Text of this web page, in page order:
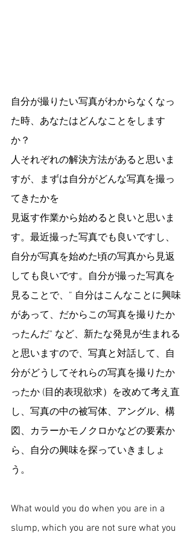
自分が撮りたい写真がわからなくなっ
た時、あなたはどんなことをします
か？
人それぞれの解決方法があると思いま
すが、まずは自分がどんな写真を撮っ
てきたかを
見返す作業から始めると良いと思いま
す。最近撮った写真でも良いですし、
自分が写真を始めた頃の写真から見返
しても良いです。自分が撮った写真を
見ることで、” 自分はこんなことに興味
があって、だからこの写真を撮りたか
ったんだ" など、新たな発見が生まれる
と思いますので、写真と対話して、自
分がどうしてそれらの写真を撮りたか
ったか (目的表現欲求）を改めて考え直
し、写真の中の被写体、アングル、構
図、カラーかモノクロかなどの要素か
ら、自分の興味を探っていきましょ
う。
What would you do when you are in a
slump, which you are not sure what you